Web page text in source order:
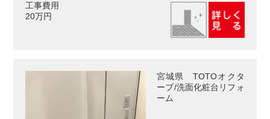
工事費用
20万円
宮城県 TOTOオクタ
ーブ/洗面化粧台リフォ
ーム